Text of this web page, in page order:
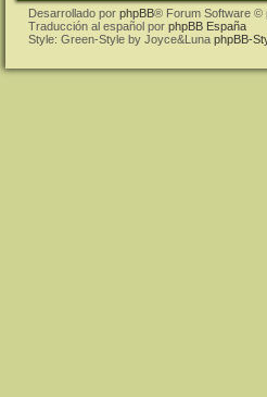
Desarrollado por phpBB® Forum Software ©
Traducción al español por phpBB España
Style: Green-Style by Joyce&Luna phpBB-